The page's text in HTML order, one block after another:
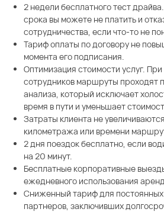
2 недели бесплатного тест
срока вы можете не платить и
сотрудничества, если что-то не
Тариф оплаты по договору не
момента его подписания.
Оптимизация стоимости услуг.
сотрудников маршруты проходят
анализа, который исключает
время в пути и уменьшает
Затраты клиента не
километража или времени
2 дня поездок бесплатно, если
на 20 минут.
Бесплатные корпоративные
ежедневного использования
Сниженный тариф для постоянных
партнеров, заключивших